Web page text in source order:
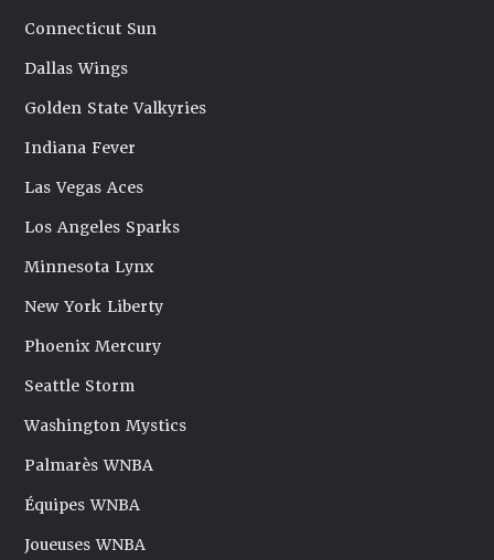
Connecticut Sun
Dallas Wings
Golden State Valkyries
Indiana Fever
Las Vegas Aces
Los Angeles Sparks
Minnesota Lynx
New York Liberty
Phoenix Mercury
Seattle Storm
Washington Mystics
Palmarès WNBA
Équipes WNBA
Joueuses WNBA